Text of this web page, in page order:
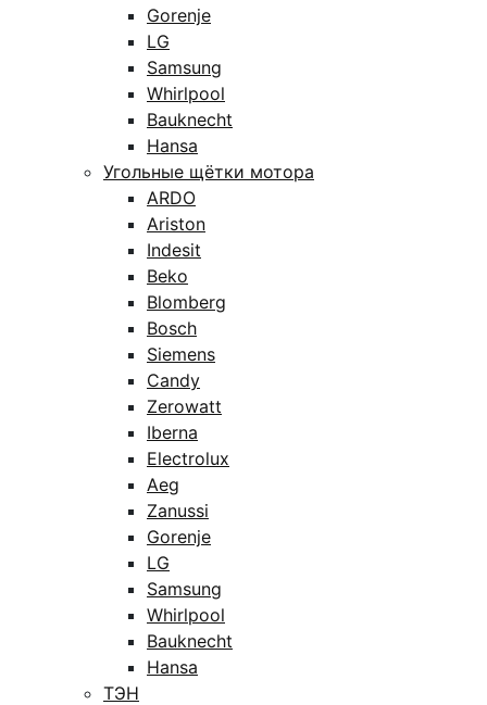
Gorenje
LG
Samsung
Whirlpool
Bauknecht
Hansa
Угольные щётки мотора
ARDO
Ariston
Indesit
Beko
Blomberg
Bosch
Siemens
Candy
Zerowatt
Iberna
Electrolux
Aeg
Zanussi
Gorenje
LG
Samsung
Whirlpool
Bauknecht
Hansa
ТЭН